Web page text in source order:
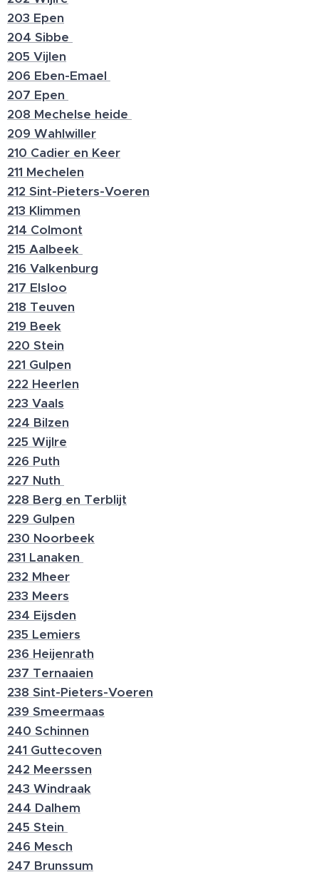
203 Epen
204 Sibbe
205 Vijlen
206 Eben-Emael
207 Epen
208 Mechelse heide
209 Wahlwiller
210 Cadier en Keer
211 Mechelen
212 Sint-Pieters-Voeren
213 Klimmen
214 Colmont
215 Aalbeek
216 Valkenburg
217 Elsloo
218 Teuven
219 Beek
220 Stein
221 Gulpen
222 Heerlen
223 Vaals
224 Bilzen
225 Wijlre
226 Puth
227 Nuth
228 Berg en Terblijt
229 Gulpen
230 Noorbeek
231 Lanaken
232 Mheer
233 Meers
234 Eijsden
235 Lemiers
236 Heijenrath
237 Ternaaien
238 Sint-Pieters-Voeren
239 Smeermaas
240 Schinnen
241 Guttecoven
242 Meerssen
243 Windraak
244 Dalhem
245 Stein
246 Mesch
247 Brunssum